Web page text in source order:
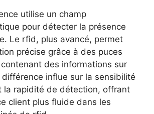
utilise un champ
pour détecter la présence
Le rfid, plus avancé, permet
précise grâce à des puces
des informations sur
différence influe sur la sensibilité
la rapidité de détection, offrant
client plus fluide dans les